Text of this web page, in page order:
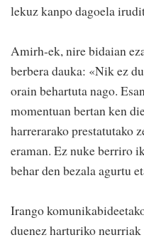
lekuz kanpo dagoela
Amirh-ek, nire bidaian
berbera dauka: «Nik ez
orain behartuta nago.
momentuan bertan ken
harrerarako prestatutako
eraman. Ez nuke berriro
behar den bezala agurtu
Irango
duenez harturiko